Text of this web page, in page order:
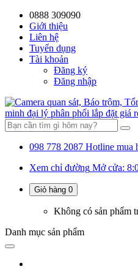
0888 309090
Giới thiệu
Liên hệ
Tuyển dụng
Tài khoản
Đăng ký
Đăng nhập
098 778 2087 Hotline mua
Xem chỉ đường Mở cửa:
Giỏ hàng 0
Không có sản phẩm
Danh mục sản phẩm